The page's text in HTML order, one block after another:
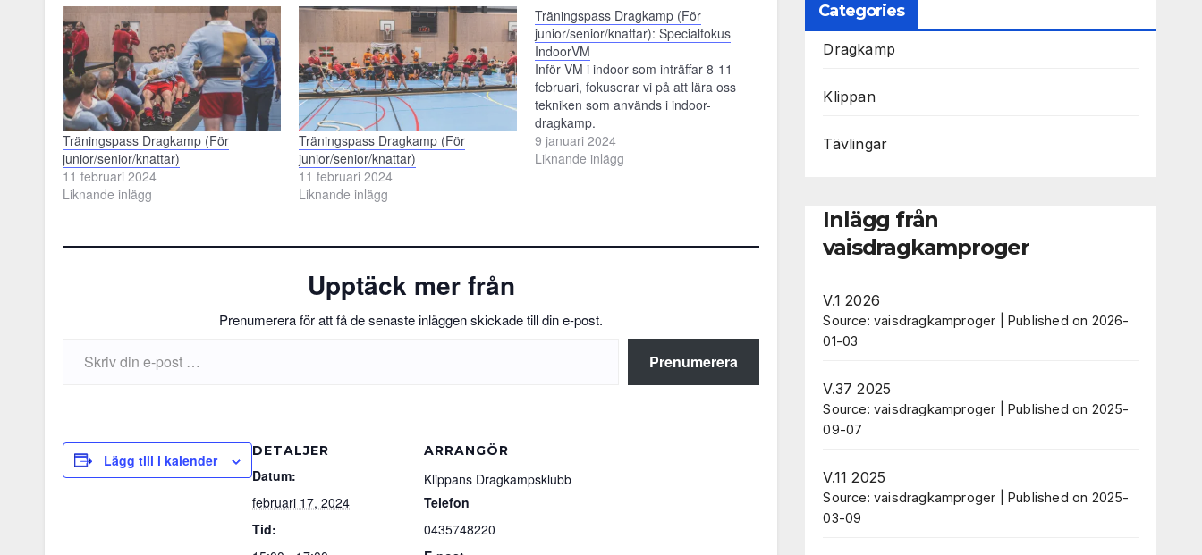
Träningspass Dragkamp (För
junior/senior/knattar)
11 februari 2024
Liknande inlägg
Träningspass Dragkamp (För
junior/senior/knattar)
11 februari 2024
Liknande inlägg
Träningspass Dragkamp (För
junior/senior/knattar): Specialfokus
IndoorVM
Inför VM i indoor som inträffar 8-11
februari, fokuserar vi på att lära oss
tekniken som används i indoor-
dragkamp.
9 januari 2024
Liknande inlägg
Upptäck mer från
Prenumerera för att få de senaste inläggen skickade till din e-post.
Prenumerera
Lägg till i kalender
DETALJER
Datum:
februari 17, 2024
Tid:
ARRANGÖR
Klippans Dragkampsklubb
Telefon
0435748220
Categories
Dragkamp
Klippan
Tävlingar
Inlägg från
vaisdragkamproger
V.1 2026
Source: vaisdragkamproger
Published on 2026-
01-03
V.37 2025
Source: vaisdragkamproger
Published on 2025-
09-07
V.11 2025
Source: vaisdragkamproger
Published on 2025-
03-09